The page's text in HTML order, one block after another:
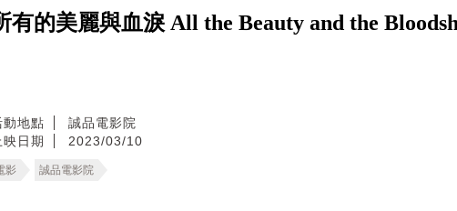
有的美麗與血淚 All the Beauty and the
動地點
誠品電影院
映日期
2023/03/10
影 誠品電影院